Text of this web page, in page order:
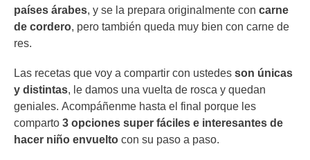
países árabes, y se la prepara originalmente con carne
de cordero, pero también queda muy bien con carne de
res.
Las recetas que voy a compartir con ustedes son únicas
y distintas, le damos una vuelta de rosca y quedan
geniales. Acompáñenme hasta el final porque les
comparto 3 opciones super fáciles e interesantes de
hacer niño envuelto con su paso a paso.